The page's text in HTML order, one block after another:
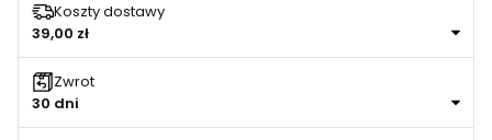
Koszty dostawy
39,00 zł
Zwrot
30 dni